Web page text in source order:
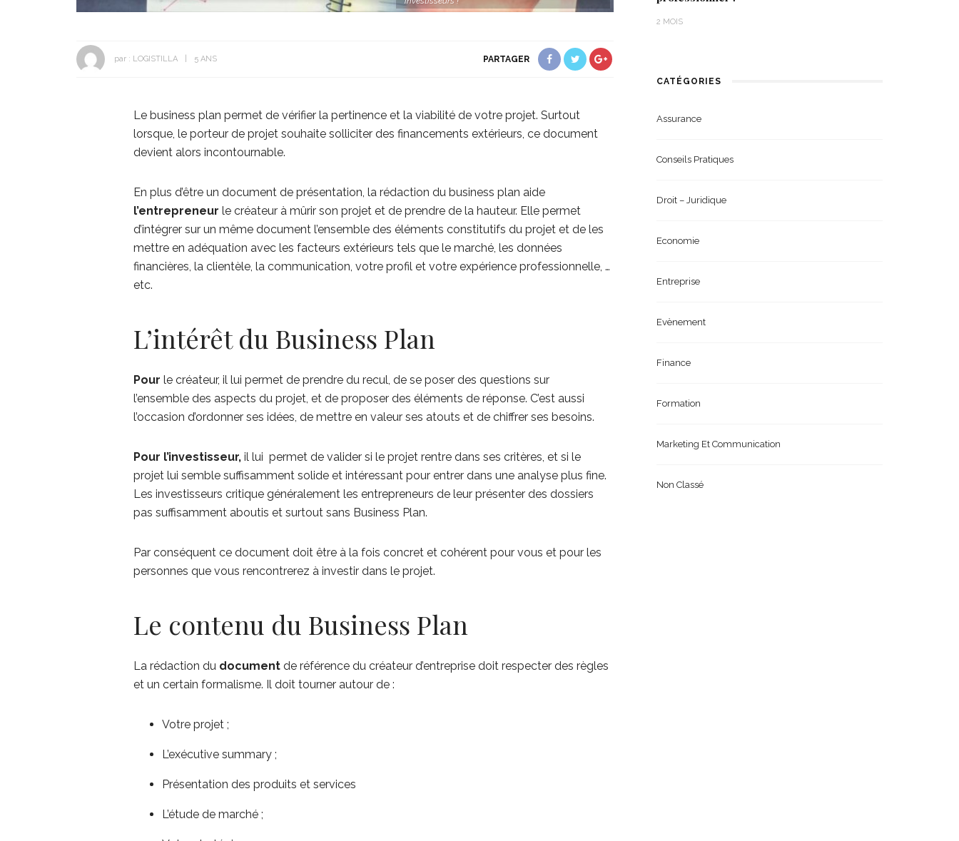
par : LOGISTILLA 5 ANS PARTAGER
Le business plan permet de vérifier la pertinence et la viabilité de votre projet. Surtout
lorsque, le porteur de projet souhaite solliciter des financements extérieurs, ce document
devient alors incontournable.
En plus d’être un document de présentation, la rédaction du business plan aide
l’entrepreneur le créateur à mûrir son projet et de prendre de la hauteur. Elle permet
d’intégrer sur un même document l’ensemble des éléments constitutifs du projet et de les
mettre en adéquation avec les facteurs extérieurs tels que le marché, les données
financières, la clientèle, la communication, votre profil et votre expérience professionnelle, …
etc.
L’intérêt du Business Plan
Pour le créateur, il lui permet de prendre du recul, de se poser des questions sur
l’ensemble des aspects du projet, et de proposer des éléments de réponse. C’est aussi
l’occasion d’ordonner ses idées, de mettre en valeur ses atouts et de chiffrer ses besoins.
Pour l’investisseur, il lui permet de valider si le projet rentre dans ses critères, et si le
projet lui semble suffisamment solide et intéressant pour entrer dans une analyse plus fine.
Les investisseurs critique généralement les entrepreneurs de leur présenter des dossiers
pas suffisamment aboutis et surtout sans Business Plan.
Par conséquent ce document doit être à la fois concret et cohérent pour vous et pour les
personnes que vous rencontrerez à investir dans le projet.
Le contenu du Business Plan
La rédaction du document de référence du créateur d’entreprise doit respecter des règles
et un certain formalisme. Il doit tourner autour de :
Votre projet ;
L’exécutive summary ;
Présentation des produits et services
L’étude de marché ;
2 MOIS
CATÉGORIES
Assurance
Conseils Pratiques
Droit – Juridique
Economie
Entreprise
Evènement
Finance
Formation
Marketing Et Communication
Non Classé